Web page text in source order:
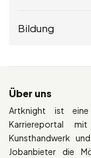
Bildung
Über uns
Artknight ist eine
Karriereportal
Kunsthandwerk
Jobanbieter die